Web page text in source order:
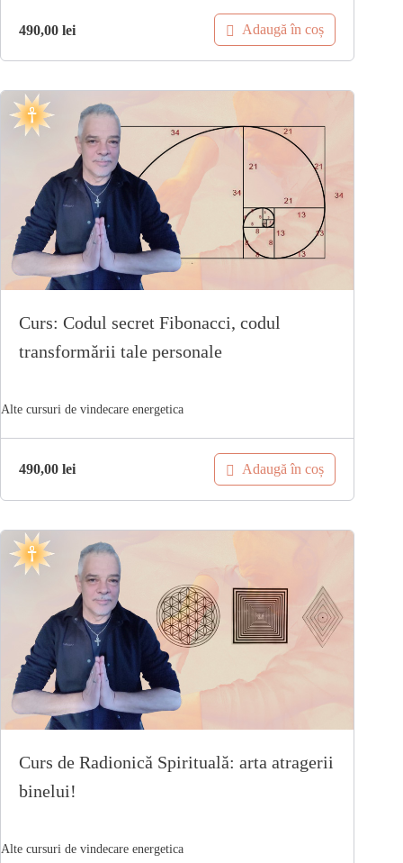
490,00 lei Adaugă în coș
Curs: Codul secret Fibonacci, codul
transformării tale personale
490,00 lei Adaugă în coș
Curs de Radionică Spirituală: arta atragerii
binelui!